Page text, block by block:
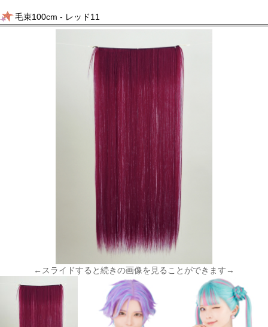
毛束100cm - レッド11
←スライドすると続きの画像を見ることができます→